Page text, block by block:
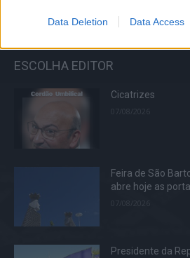
Data Deletion Data Access
ESCOLHA EDITOR
Cicatrizes
07/08/2026
Feira de São
abre hoje as
07/08/2026
Presidente da